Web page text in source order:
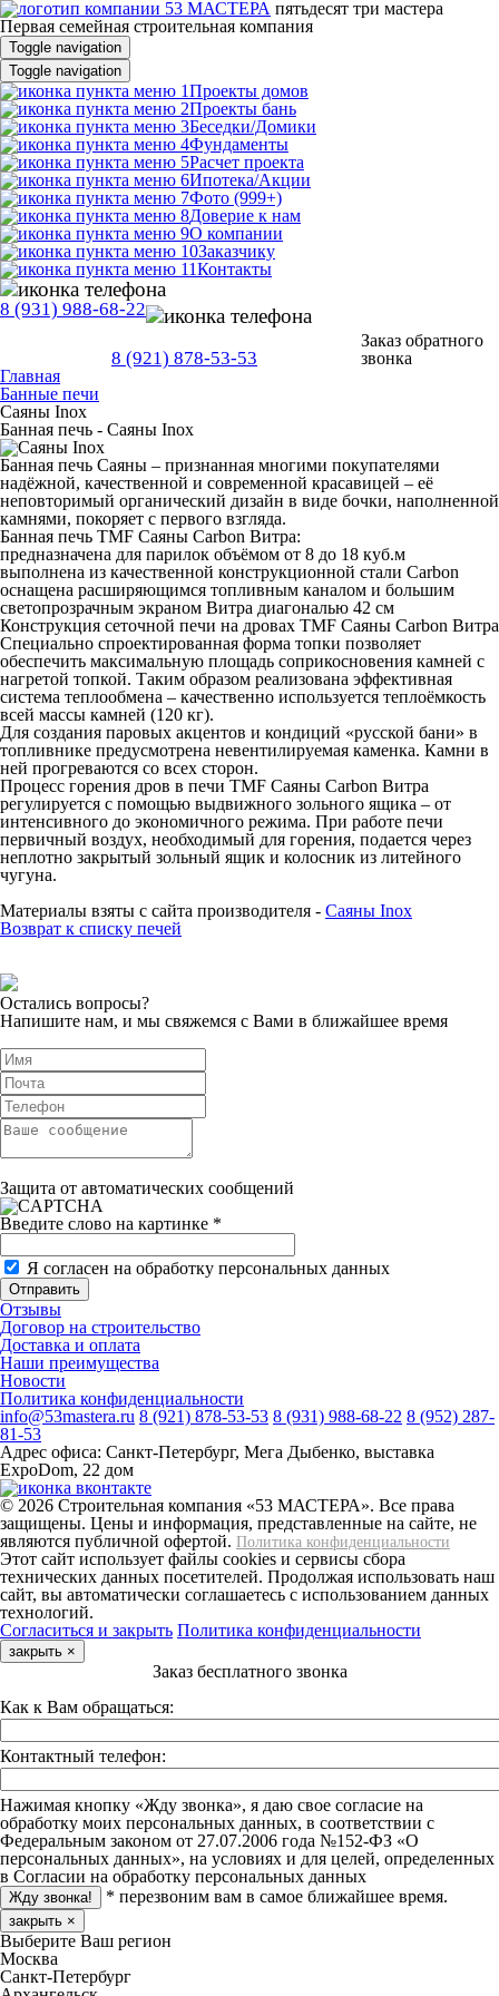
пятьдесят три мастера
Первая семейная строительная компания
Toggle navigation
Toggle navigation
Проекты домов
Проекты бань
Беседки/Домики
Фундаменты
Расчет проекта
Ипотека/Акции
Фото (999+)
Доверие к нам
О компании
Заказчику
Контакты
8 (931) 988-68-22
8 (921) 878-53-53
Заказ обратного
звонка
Главная
Банные печи
Саяны Inox
Банная печь - Саяны Inox
Банная печь Саяны – признанная многими покупателями
надёжной, качественной и современной красавицей – её
неповторимый органический дизайн в виде бочки, наполненной
камнями, покоряет с первого взгляда.
Банная печь TMF Саяны Carbon Витра:
предназначена для парилок объёмом от 8 до 18 куб.м
выполнена из качественной конструкционной стали Carbon
оснащена расширяющимся топливным каналом и большим
светопрозрачным экраном Витра диагональю 42 см
Конструкция сеточной печи на дровах TMF Саяны Carbon Витра
Специально спроектированная форма топки позволяет
обеспечить максимальную площадь соприкосновения камней с
нагретой топкой. Таким образом реализована эффективная
система теплообмена – качественно используется теплоёмкость
всей массы камней (120 кг).
Для создания паровых акцентов и кондиций «русской бани» в
топливнике предусмотрена невентилируемая каменка. Камни в
ней прогреваются со всех сторон.
Процесс горения дров в печи TMF Саяны Carbon Витра
регулируется с помощью выдвижного зольного ящика – от
интенсивного до экономичного режима. При работе печи
первичный воздух, необходимый для горения, подается через
неплотно закрытый зольный ящик и колосник из литейного
чугуна.
Материалы взяты с сайта производителя - Саяны Inox
Возврат к списку печей
Остались вопросы?
Напишите нам, и мы свяжемся с Вами в ближайшее время
Защита от автоматических сообщений
Введите слово на картинке *
Я согласен на обработку персональных данных
Отзывы
Договор на строительство
Доставка и оплата
Наши преимущества
Новости
Политика конфиденциальности
info@53mastera.ru 8 (921) 878-53-53 8 (931) 988-68-22 8 (952) 287-
81-53
Адрес офиса: Санкт-Петербург, Мега Дыбенко, выставка
ExpoDom, 22 дом
© 2026 Строительная компания «53 МАСТЕРА». Все права
защищены. Цены и информация, представленные на сайте, не
являются публичной офертой. Политика конфиденциальности
Этот сайт использует файлы cookies и сервисы сбора
технических данных посетителей. Продолжая использовать наш
сайт, вы автоматически соглашаетесь с использованием данных
технологий.
Согласиться и закрыть Политика конфиденциальности
закрыть ×
Заказ бесплатного звонка
Как к Вам обращаться:
Контактный телефон:
Нажимая кнопку «Жду звонка», я даю свое согласие на
обработку моих персональных данных, в соответствии с
Федеральным законом от 27.07.2006 года №152-ФЗ «О
персональных данных», на условиях и для целей, определенных
в Согласии на обработку персональных данных
* перезвоним вам в самое ближайшее время.
закрыть ×
Выберите Ваш регион
Москва
Санкт-Петербург